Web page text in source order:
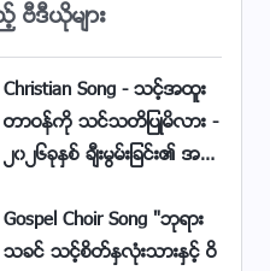
ၽန္ုပ္၏နံေဘးတြင္
(သမၼာတရားကို ရ
လြန္ေကာင္းခ်ီးခံစား
(ဘုရားသခင္၏ ေျ
တရားစီရင္ျခင္း စၾက
ဗီဒီယိုမ်ား
Christian Song - သင့္အထူး
တာဝန္ကို သင္သတိျပဳမိလား -
၂၀၂၆ခုႏွစ္ ခ်ီးမြမ္းျခင္း၏ အသံ
Gospel Choir Song "ဘုရား
သခင္ သင့္စိတ္ႏွလုံးသားႏွင့္ ဝိ